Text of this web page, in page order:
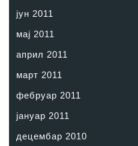
јун 2011
мај 2011
април 2011
март 2011
фебруар 2011
јануар 2011
децембар 2010